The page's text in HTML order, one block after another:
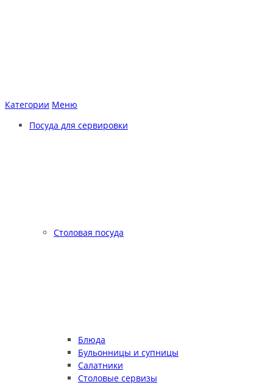
Категории Меню
Посуда для сервировки
Столовая посуда
Блюда
Бульонницы и супницы
Салатники
Столовые сервизы